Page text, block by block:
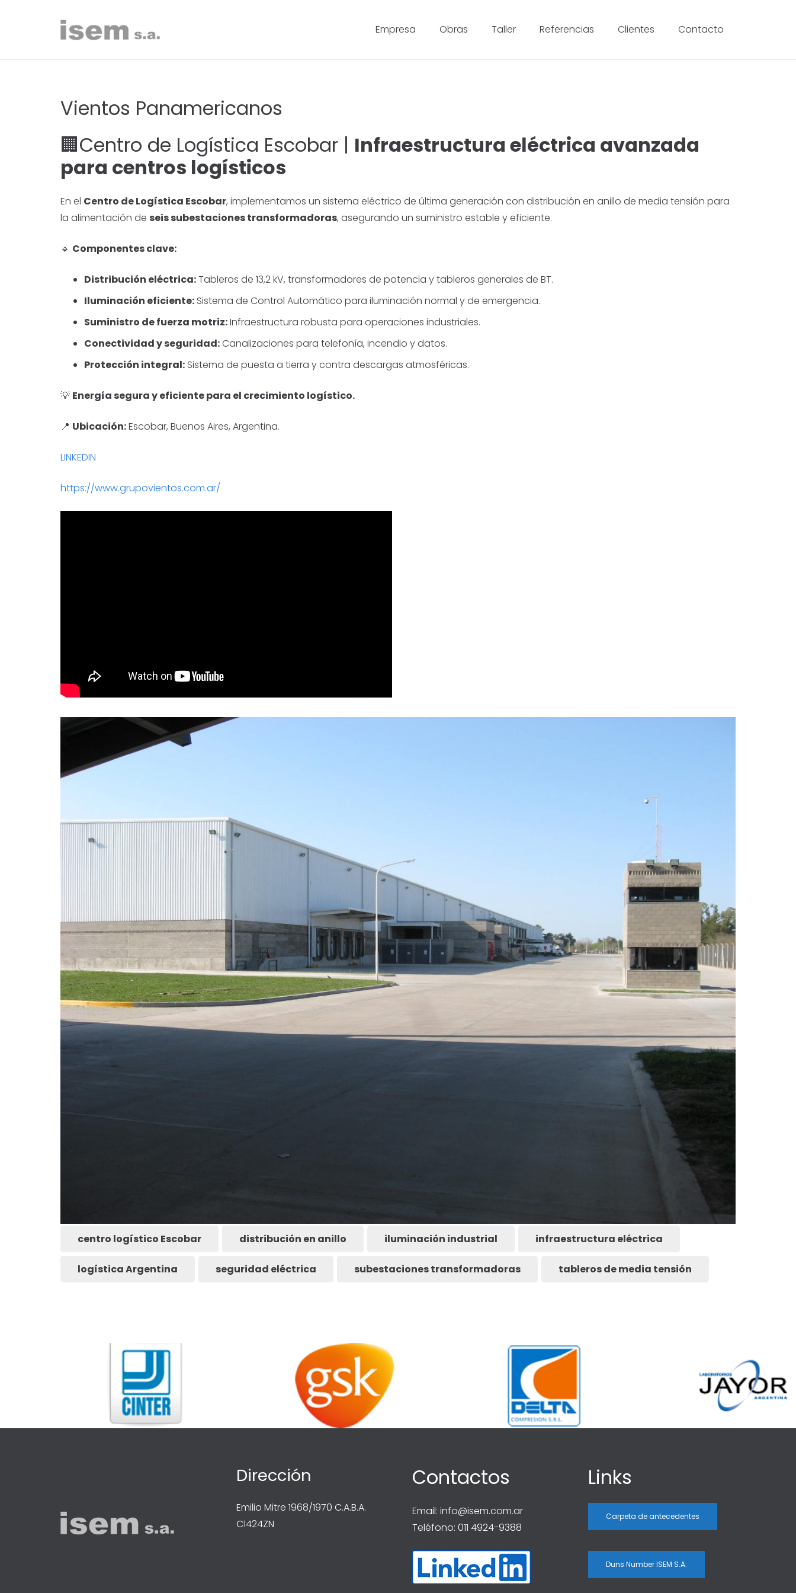
Empresa Obras Taller Referencias Clientes Contacto
Vientos Panamericanos
🏢Centro de Logística Escobar | Infraestructura eléctrica avanzada
para centros logísticos
En el Centro de Logística Escobar, implementamos un sistema eléctrico de última generación con distribución en anillo de media tensión para
la alimentación de seis subestaciones transformadoras, asegurando un suministro estable y eficiente.
🔹 Componentes clave:
Distribución eléctrica:Tableros de 13,2 kV, transformadores de potencia y tableros generales de BT.
Iluminación eficiente: Sistema de Control Automático para iluminación normal y de emergencia.
Suministro de fuerza motriz:Infraestructura robusta para operaciones industriales.
Conectividad y seguridad:Canalizaciones para telefonía, incendio y datos.
Protección integral: Sistema de puesta a tierra y contra descargas atmosféricas.
💡 Energía segura y eficiente para el crecimiento logístico.
📍 Ubicación:Escobar, Buenos Aires, Argentina.
LINKEDIN
https://www.grupovientos.com.ar/
centro logístico Escobar distribución en anillo iluminación industrial infraestructura eléctrica
logística Argentina seguridad eléctrica subestaciones transformadoras tableros de media tensión
Dirección
Emilio Mitre 1968/1970 C.A.B.A.
C1424ZN
Contactos
Email: info@isem.com.ar
Teléfono: 011 4924-9388
Links
Carpeta de antecedentes
Duns Number ISEM S.A.